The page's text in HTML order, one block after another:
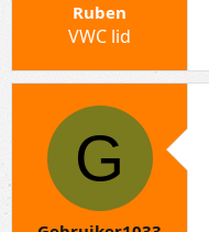
Ruben
VWC lid
G